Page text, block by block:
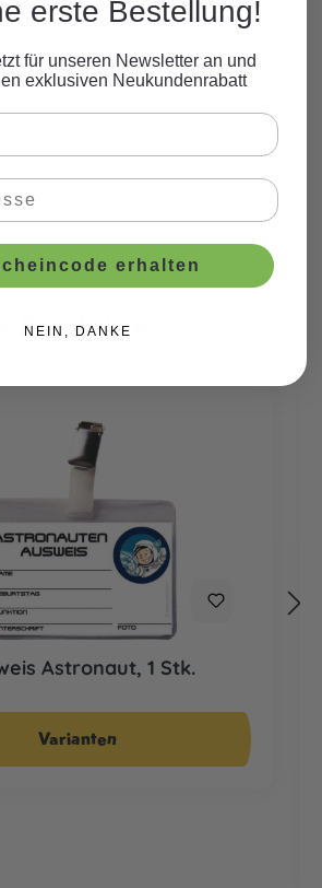
Produkte
Astronaut, 1 Stk.
Ab CHF 1.95*
Varianten
erste Bestellung!
für unseren Newsletter an und
exklusiven Neukundenrabatt
erhalten
NEIN, DANKE